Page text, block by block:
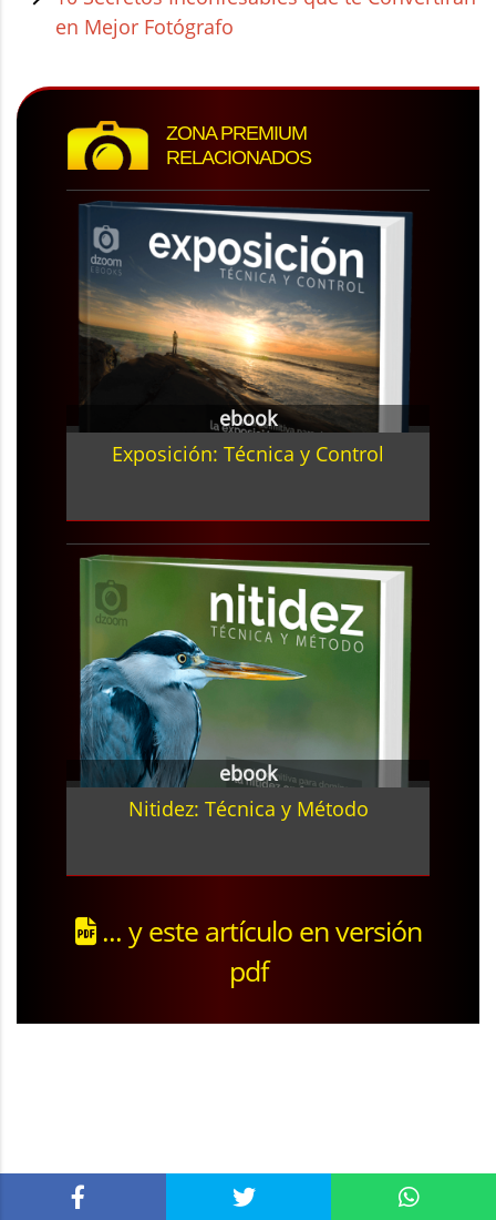
en Mejor Fotógrafo
ZONA PREMIUM
RELACIONADOS
ebook
Exposición: Técnica y Control
ebook
Nitidez: Técnica y Método
... y este artículo en versión
pdf